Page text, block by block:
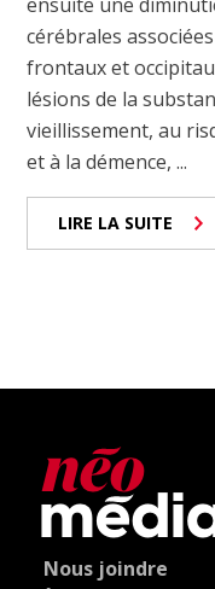
cérébrales
frontaux et
lésions de la
vieillissement, au
et à la démence, ...
LIRE LA SUITE
Nous joindre